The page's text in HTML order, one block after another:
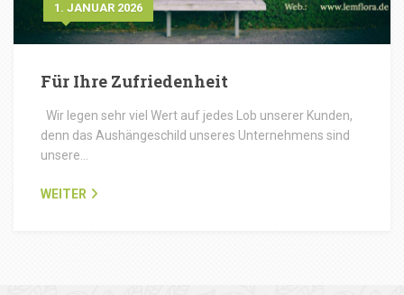
1. JANUAR 2026
Für Ihre Zufriedenheit
Wir legen sehr viel Wert auf jedes Lob unserer Kunden,
denn das Aushängeschild unseres Unternehmens sind
unsere…
WEITER